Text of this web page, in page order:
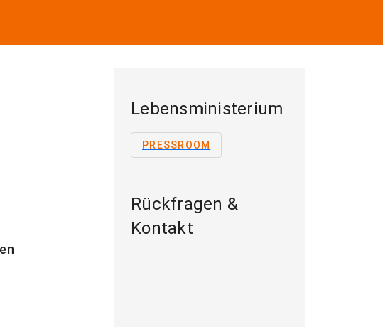
Lebensministerium
PRESSROOM
Rückfragen &
Kontakt